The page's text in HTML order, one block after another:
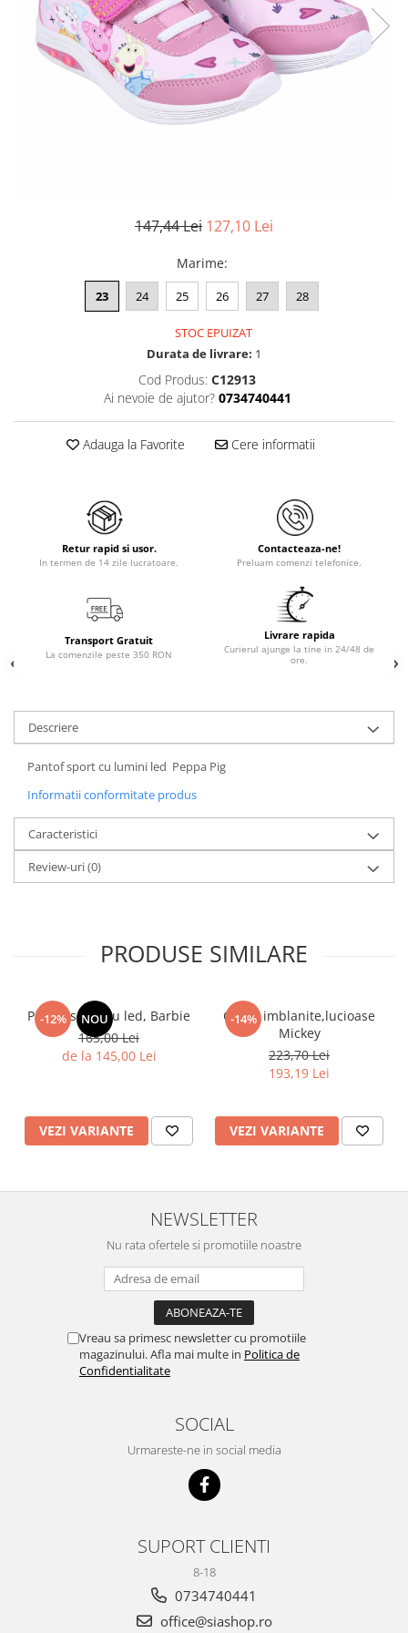
147,44 Lei 127,10 Lei
Marime:
23 24 25 26 27 28
STOC EPUIZAT
Durata de livrare: 1
Cod Produs: C12913
Ai nevoie de ajutor? 0734740441
Adauga la Favorite Cere informatii
Retur rapid si usor.
In termen de 14 zile lucratoare.
Contacteaza-ne!
Preluam comenzi telefonice.
Transport Gratuit
La comenzile peste 350 RON
Livrare rapida
Curierul ajunge la tine in 24/48 de
ore.
Descriere
Pantof sport cu lumini led Peppa Pig
Informatii conformitate produs
Caracteristici
Review-uri(0)
PRODUSE SIMILARE
-12% NOU
Pantof sport cu led, Barbie
165,00 Lei
de la 145,00 Lei
VEZI VARIANTE
-14%
Ghete imblanite,lucioase
Mickey
223,70 Lei
193,19 Lei
VEZI VARIANTE
NEWSLETTER
Nu rata ofertele si promotiile noastre
Vreau sa primesc newsletter cu promotiile
magazinului. Afla mai multe in Politica de
Confidentialitate
SOCIAL
Urmareste-ne in social media
SUPORT CLIENTI
8-18
0734740441
office@siashop.ro